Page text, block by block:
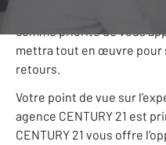
Notre agence CENTURY
comme priorité de vous
mettra tout en œuvre pour
retours.
Votre point de vue sur
agence CENTURY 21 est
CENTURY 21 vous offre